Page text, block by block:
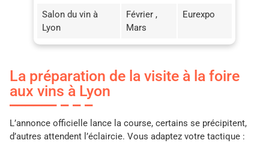
Salon du vin à
Lyon
Février ,
Mars
Eurexpo
La préparation de la visite à la foire
aux vins à Lyon
L’annonce officielle lance la course, certains se précipitent,
d’autres attendent l’éclaircie. Vous adaptez votre tactique :